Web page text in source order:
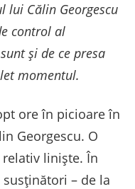
lui Călin Georgescu
control al
și de ce presa
momentul.
ore în picioare în
Georgescu. O
liniște. În
– de la